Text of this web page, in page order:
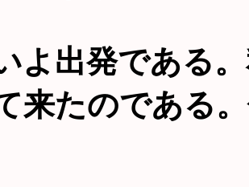
よ出発である
来たのである